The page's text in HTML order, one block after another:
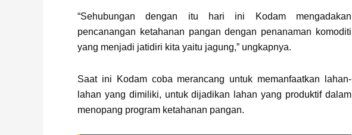
“Sehubungan dengan itu hari ini Kodam mengadakan
pencanangan ketahanan pangan dengan penanaman komoditi
yang menjadi jatidiri kita yaitu jagung,” ungkapnya.
Saat ini Kodam coba merancang untuk memanfaatkan lahan-
lahan yang dimiliki, untuk dijadikan lahan yang produktif dalam
menopang program ketahanan pangan.